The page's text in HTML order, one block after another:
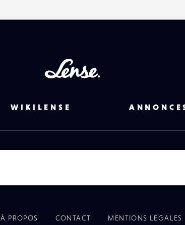
WIKILENSE
À PROPOS CONTACT MENTIONS LÉGALES